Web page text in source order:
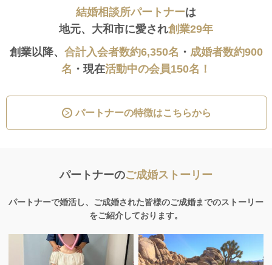
結婚相談所パートナーは
地元、大和市に愛され創業29年
創業以降、 合計入会者数約6,350名 ・ 成婚者数約900
名 ・現在活動中の会員150名！
パートナーの特徴はこちらから
パートナーのご成婚ストーリー
パートナーで婚活し、ご成婚された皆様のご成婚までのストーリー
をご紹介しております。